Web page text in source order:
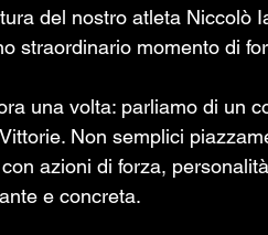
del nostro atleta Niccolò
straordinario momento di
una volta: parliamo di un
Non semplici
azioni di forza,
e concreta.